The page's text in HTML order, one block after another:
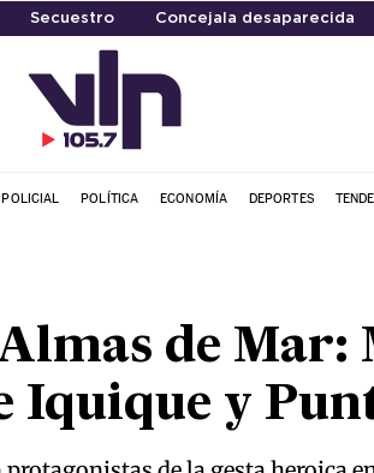
Secuestro Concejala desaparecida
POLICIAL POLÍTICA ECONOMÍA DEPORTES
de Mar:
Iquique y